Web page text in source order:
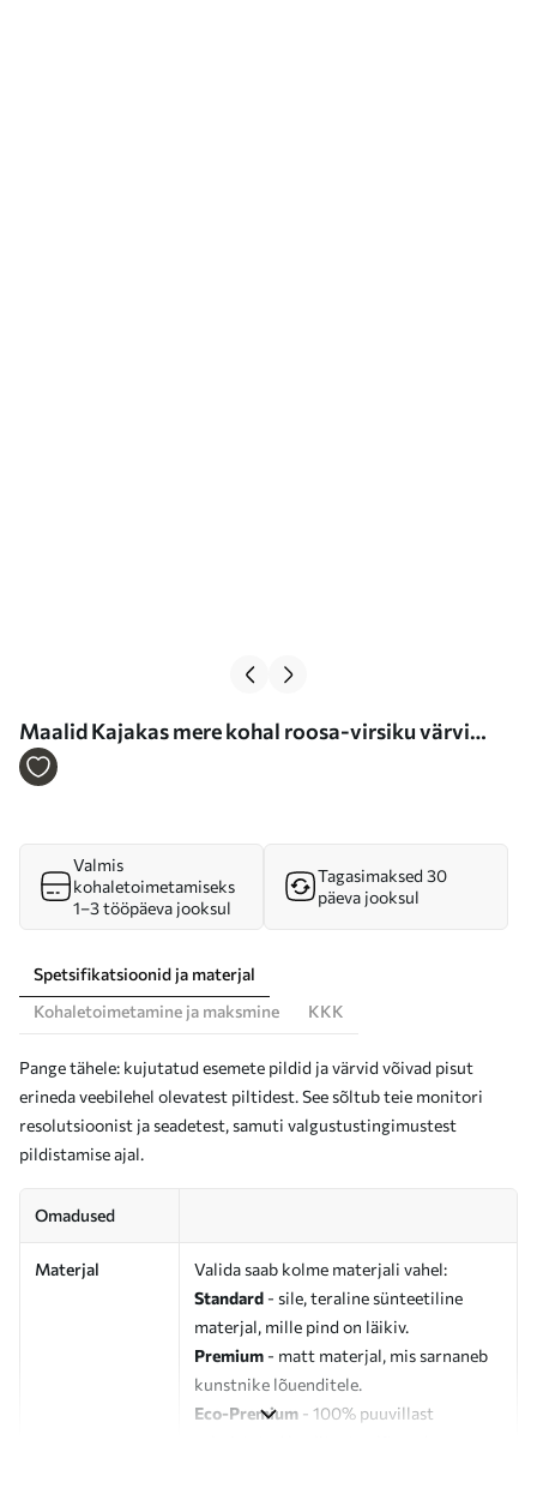
Maalid Kajakas mere kohal roosa-virsiku värvi
päikeseloojangul Nr s46520
Valmis
kohaletoimetamiseks
1–3 tööpäeva jooksul
Tagasimaksed 30
päeva jooksul
Spetsifikatsioonid ja materjal
Kohaletoimetamine ja maksmine
KKK
Pange tähele: kujutatud esemete pildid ja värvid võivad pisut
erineda veebilehel olevatest piltidest. See sõltub teie monitori
resolutsioonist ja seadetest, samuti valgustustingimustest
pildistamise ajal.
Omadused
Materjal
Valida saab kolme materjali vahel:
Standard - sile, teraline sünteetiline
materjal, mille pind on läikiv.
Premium - matt materjal, mis sarnaneb
kunstnike lõuenditele.
Eco-Premium - 100% puuvillast